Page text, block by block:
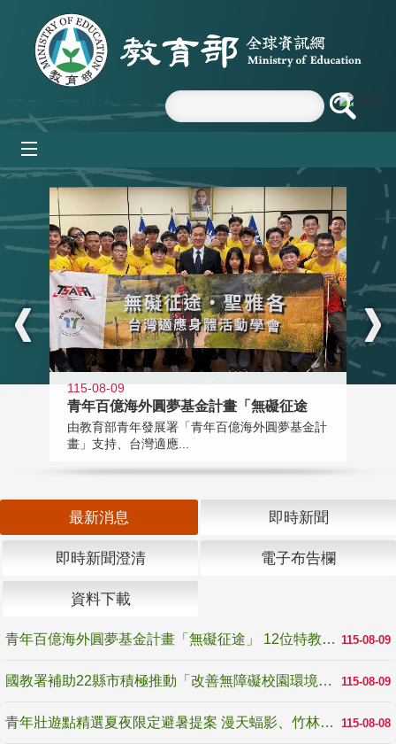
跳到主要內容區塊
:::
115-08-09
青年百億海外圓夢基金計畫「無礙征途
由教育部青年發展署「青年百億海外圓夢基金計
畫」支持、台灣適應...
最新消息 即時新聞
即時新聞澄清 電子布告欄
資料下載
115-08-09
青年百億海外圓夢基金計畫「無礙征途」 12位特教與弱勢青年勇闖西班牙 跨越感官限制見證生命蛻變
115-08-09
國教署補助22縣市積極推動「改善無障礙校園環境計畫」 打造友善、安全、無礙學習空間
115-08-08
青年壯遊點精選夏夜限定避暑提案 漫天蝠影、竹林尋蛙、茶香夜觀 邀青年暮色出發